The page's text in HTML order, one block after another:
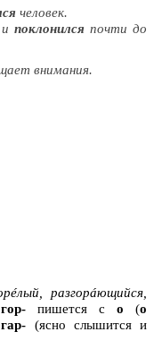
человек.
поклонился почти до
внимания.
разгорáющийся,
гор- пишется с о (о
гар- (ясно слышится и